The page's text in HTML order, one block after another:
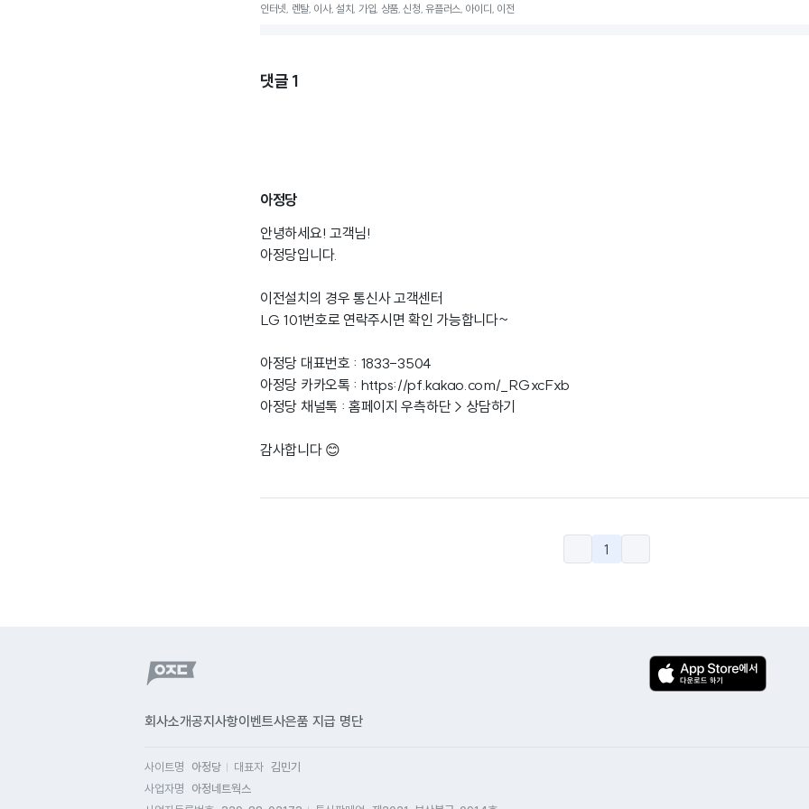
인터넷, 렌탈, 이사, 설치, 가입, 상품, 신청, 유플러스, 아이디, 이전
댓글 1
아정당
안녕하세요! 고객님!
아정당입니다.
이전설치의 경우 통신사 고객센터
LG 101번호로 연락주시면 확인 가능합니다~
아정당 대표번호 : 1833-3504
아정당 카카오톡 : https://pf.kakao.com/_RGxcFxb
아정당 채널톡 : 홈페이지 우측하단 > 상담하기
감사합니다 😊
1
회사소개공지사항이벤트사은품 지급 명단
사이트명 아정당 대표자 김민기
사업자명
아정네트웍스